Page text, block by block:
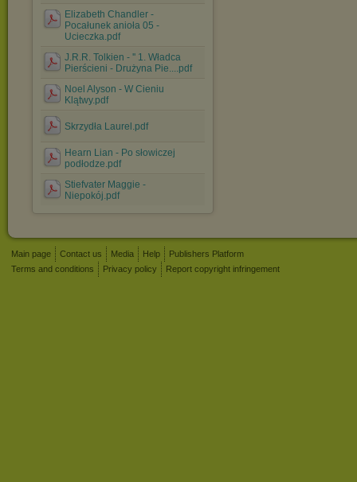
Elizabeth Chandler -
Pocałunek anioła 05 -
Ucieczka.pdf
J.R.R. Tolkien - '' 1. Władca
Pierścieni - Drużyna Pie....pdf
Noel Alyson - W Cieniu
Klątwy.pdf
Skrzydła Laurel.pdf
Hearn Lian - Po słowiczej
podłodze.pdf
Stiefvater Maggie -
Niepokój.pdf
Main page Contact us Media Help
Publishers Platform
Terms and conditions
Privacy policy Report copyright infringement